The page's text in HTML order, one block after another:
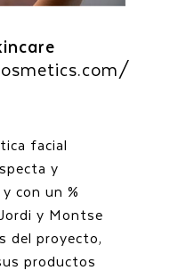
facial
y
con un %
y Montse
del proyecto,
productos